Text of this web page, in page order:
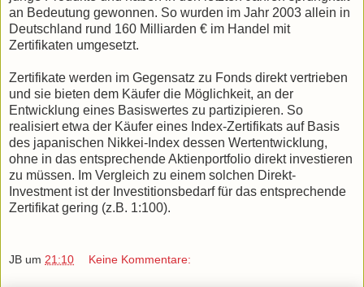
an Bedeutung gewonnen. So wurden im Jahr 2003 allein in
Deutsch­land rund 160 Milliarden € im Handel mit
Zertifikaten umgesetzt.
Zertifikate werden im Gegensatz zu Fonds direkt vertrieben
und sie bieten dem Käufer die Möglichkeit, an der
Entwicklung eines Basiswertes zu partizipieren. So
realisiert etwa der Käufer eines Index-Zertifikats auf Basis
des japanischen Nikkei-Index dessen Wertentwicklung,
ohne in das entsprechende Aktienportfolio di­rekt investieren
zu müssen. Im Vergleich zu einem solchen Direkt-
Investment ist der Investitionsbedarf für das entspre­chen­de
Zertifikat gering (z.B. 1:100).
JB um 21:10 Keine Kommentare: